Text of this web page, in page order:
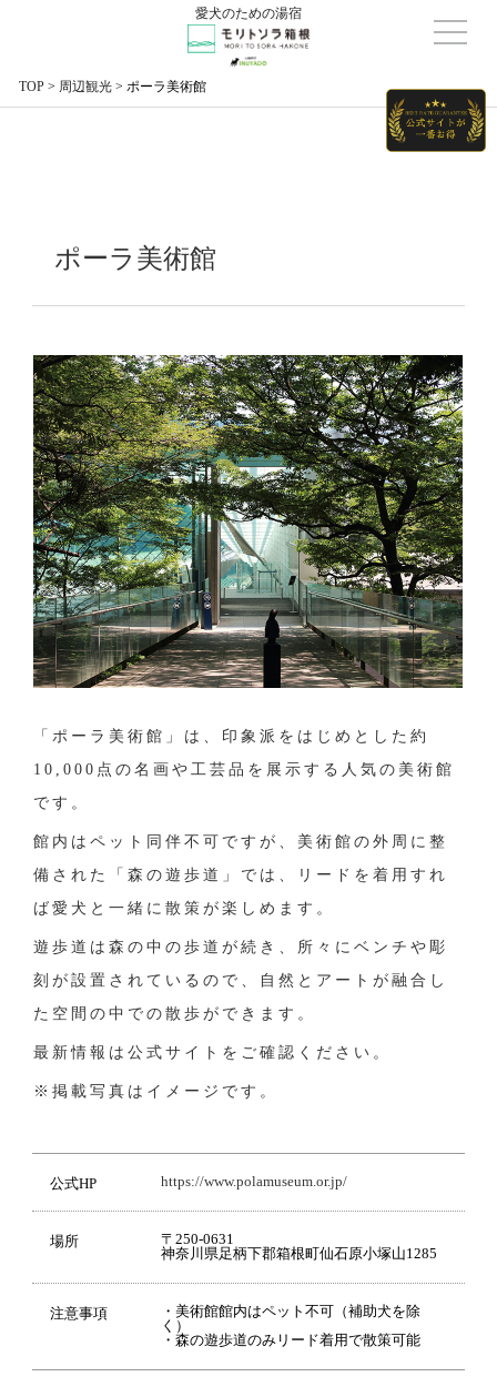
愛犬のための湯宿
TOP> 周辺観光> ポーラ美術館
ポーラ美術館
「ポーラ美術館」は、印象派をはじめとした約
10,000点の名画や工芸品を展示する人気の美術館
です。
館内はペット同伴不可ですが、美術館の外周に整
備された「森の遊歩道」では、リードを着用すれ
ば愛犬と一緒に散策が楽しめます。
遊歩道は森の中の歩道が続き、所々にベンチや彫
刻が設置されているので、自然とアートが融合し
た空間の中での散歩ができます。
最新情報は公式サイトをご確認ください。
※掲載写真はイメージです。
公式HP https://www.polamuseum.or.jp/
場所
〒250-0631
神奈川県足柄下郡箱根町仙石原小塚山1285
注意事項
・美術館館内はペット不可（補助犬を除
く）
・森の遊歩道のみリード着用で散策可能